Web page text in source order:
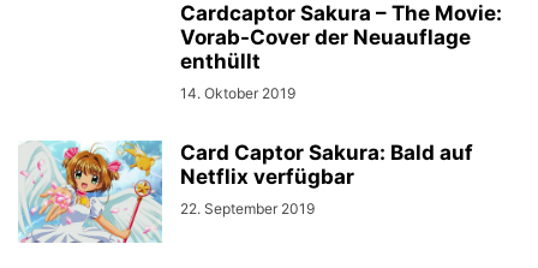
Cardcaptor Sakura – The Movie:
Vorab-Cover der Neuauflage
enthüllt
14. Oktober 2019
Card Captor Sakura: Bald auf
Netflix verfügbar
22. September 2019